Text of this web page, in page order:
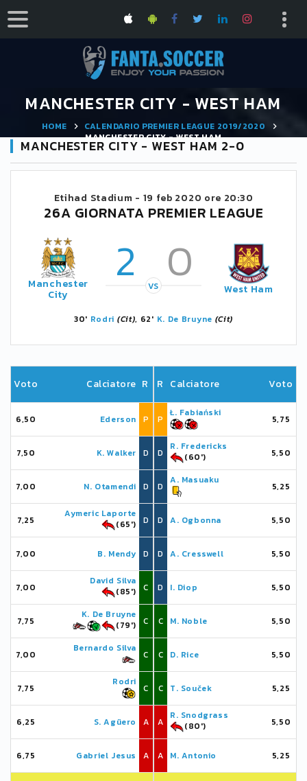
MANCHESTER CITY - WEST HAM
HOME
CALENDARIO PREMIER LEAGUE 2019/2020
MANCHESTER CITY - WEST HAM
MANCHESTER CITY - WEST HAM 2-0
Etihad Stadium - 19 feb 2020 ore 20:30
26A GIORNATA PREMIER LEAGUE
Manchester
City
2 0
VS West Ham
30' Rodri (Cit), 62' K. De Bruyne (Cit)
Voto Calciatore R
6,50 Ederson P
7,50 K. Walker D
7,00 N. Otamendi D
7,25
Aymeric Laporte
(65')
D
7,00 B. Mendy D
7,00
David Silva
(85')
C
7,75
K. De Bruyne
(79')
C
7,00
Bernardo Silva
C
7,75
Rodri
C
6,25 S. Agüero A
6,75 Gabriel Jesus A
R Calciatore Voto
P
Ł. Fabiański
5,75
D
R. Fredericks
(60')
5,50
D
A. Masuaku
5,25
D A. Ogbonna 5,50
D A. Cresswell 5,50
D I. Diop 5,50
C M. Noble 5,50
C D. Rice 5,50
C T. Souček 5,25
A
R. Snodgrass
(80')
5,50
A M. Antonio 5,25